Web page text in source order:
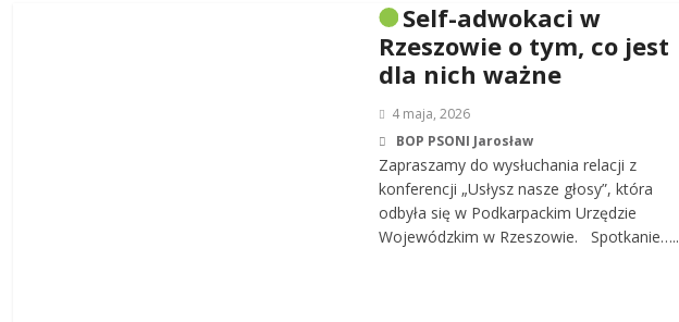
Self-adwokaci w
Rzeszowie o tym, co jest
dla nich ważne
4 maja, 2026
BOP PSONI Jarosław
Zapraszamy do wysłuchania relacji z
konferencji „Usłysz nasze głosy”, która
odbyła się w Podkarpackim Urzędzie
Wojewódzkim w Rzeszowie. Spotkanie…..